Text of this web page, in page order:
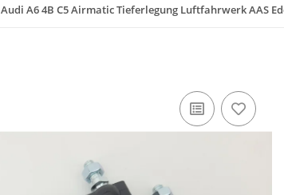
Audi A6 4B C5 Airmatic Tieferlegung Luftfahrwerk AAS